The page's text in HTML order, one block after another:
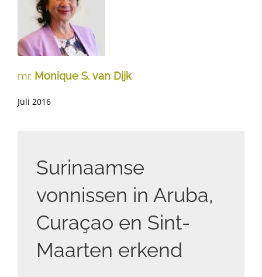
mr. Monique S. van Dijk
Juli 2016
Surinaamse
vonnissen in Aruba,
Curaçao en Sint-
Maarten erkend